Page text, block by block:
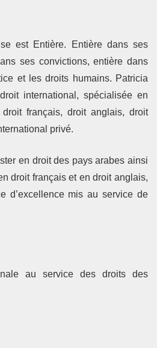
est Entière. Entière dans ses
ses convictions, entière dans
et les droits humains. Patricia
international, spécialisée en
français, droit anglais, droit
privé.
en droit des pays arabes ainsi
droit français et en droit anglais,
d’excellence mis au service de
au service des droits des